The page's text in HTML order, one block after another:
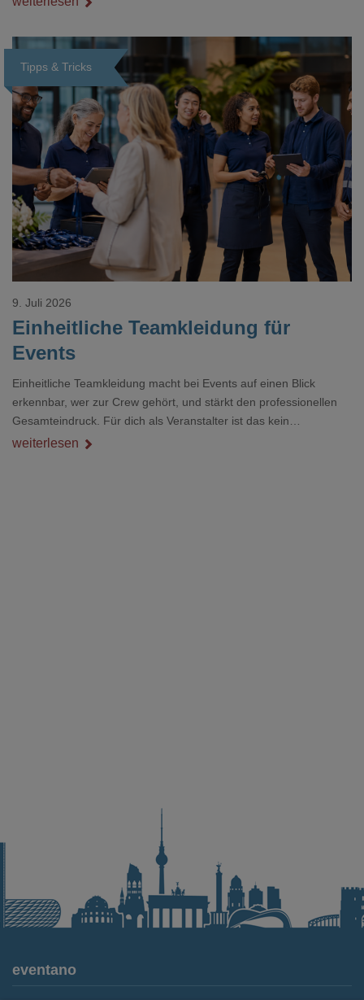
Tipps & Tricks
Loading...
Einheitliche Teamkleidung für
Events
9. Juli 2026
Einheitliche Teamkleidung macht bei Events auf einen Blick
erkennbar, wer zur Crew gehört, und stärkt den professionellen
Gesamteindruck. Für dich als Veranstalter ist das kein
Nebenthema: Bei Textilien mit Stickerei oder mehreren
weiterlesen
eventano